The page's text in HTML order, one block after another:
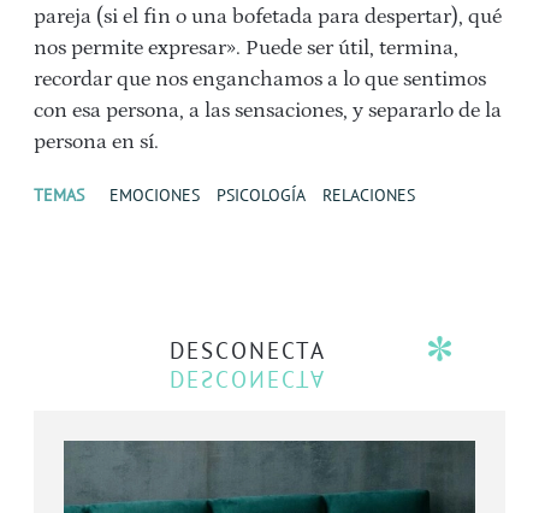
pareja (si el fin o una bofetada para despertar), qué
nos permite expresar». Puede ser útil, termina,
recordar que nos enganchamos a lo que sentimos
con esa persona, a las sensaciones, y separarlo de la
persona en sí.
TEMAS EMOCIONES PSICOLOGÍA RELACIONES
DESCONECTA